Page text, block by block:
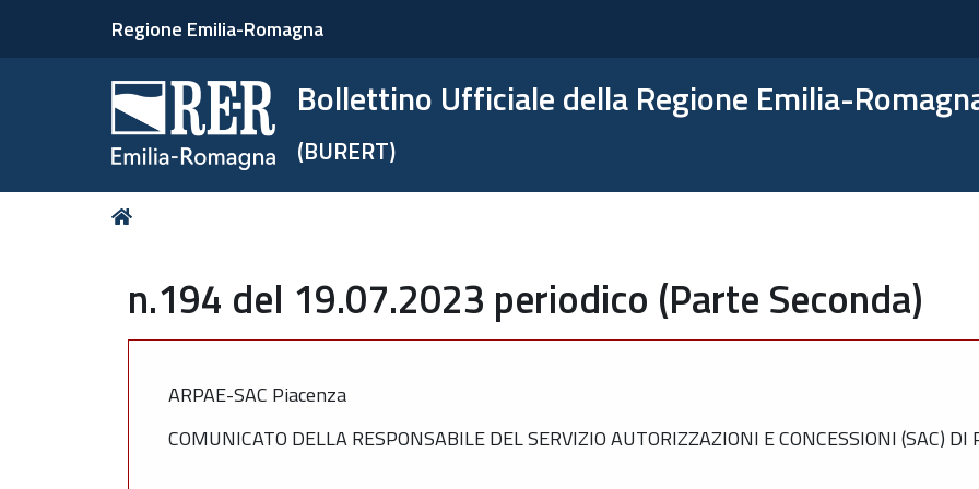
Regione Emilia-Romagna
Bollettino Ufficiale della Regione Emilia-
(BURERT)
Tu
n.194 del 19.07.2023 periodico (Parte Seconda)
ARPAE-SAC Piacenza
COMUNICATO DELLA RESPONSABILE DEL SERVIZIO AUTORIZZAZIONI E CONCESSIONI (SAC) DI